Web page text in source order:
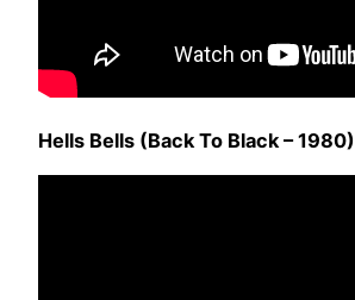
Hells Bells (Back To Black – 1980)